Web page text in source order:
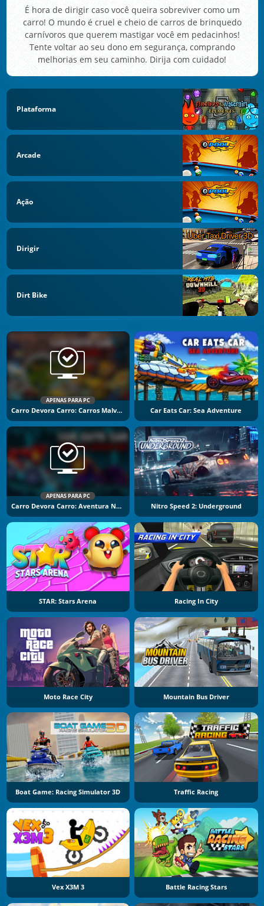
É hora de dirigir caso você queira sobreviver como um
carro! O mundo é cruel e cheio de carros de brinquedo
carnívoros que querem mastigar você em pedacinhos!
Tente voltar ao seu dono em segurança, comprando
melhorias em seu caminho. Dirija com cuidado!
Plataforma
Arcade
Ação
Dirigir
Dirt Bike
APENAS PARA PC
Carro Devora Carro: Carros Malvados Car Eats Car: Sea Adventure
APENAS PARA PC
Carro Devora Carro: Aventura No Calabouço Nitro Speed 2: Underground
STAR: Stars Arena Racing In City
Moto Race City Mountain Bus Driver
Boat Game: Racing Simulator 3D Traffic Racing
Vex X3M 3 Battle Racing Stars